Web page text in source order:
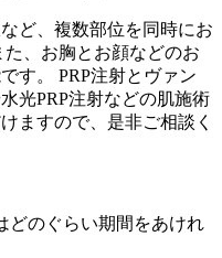
ど、複数部位を同時にお
、お胸とお顔などのお
す。 PRP注射とヴァン
光PRP注射などの肌施術
ますので、是非ご相談く
どのぐらい期間をあけれ